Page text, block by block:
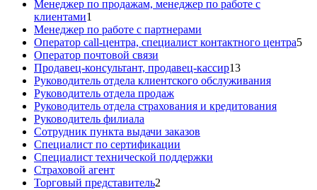
Менеджер по продажам, менеджер по работе с
клиентами1
Менеджер по работе с партнерами
Оператор call-центра, специалист контактного центра5
Оператор почтовой связи
Продавец-консультант, продавец-кассир13
Руководитель отдела клиентского обслуживания
Руководитель отдела продаж
Руководитель отдела страхования и кредитования
Руководитель филиала
Сотрудник пункта выдачи заказов
Специалист по сертификации
Специалист технической поддержки
Страховой агент
Торговый представитель2